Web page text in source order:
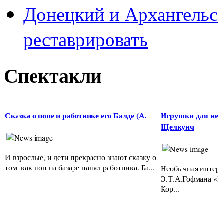
Донецкий и
реставрировать
Спектакли
Сказка о попе и работнике его Балде (А.
И взрослые, и дети прекрасно знают сказку о
том, как поп на базаре нанял работника. Ба...
Игрушки для
Щелкунч
Необычная
Э.Т.А.Гофмана
Кор...